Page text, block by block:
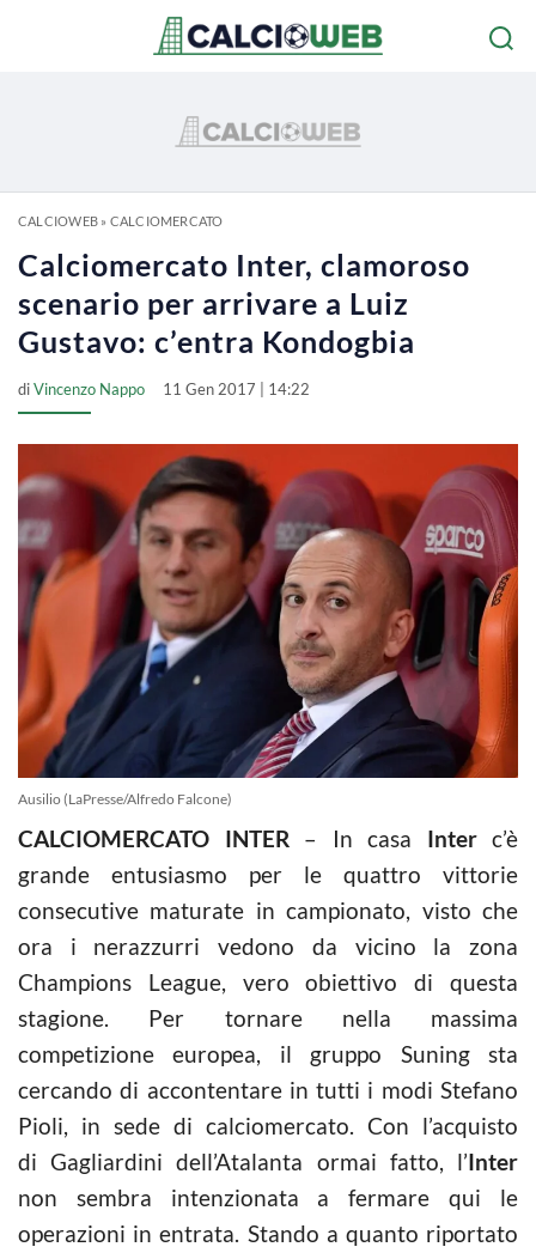
CALCIOWEB» CALCIOMERCATO
Calciomercato Inter, clamoroso
scenario per arrivare a Luiz
Gustavo: c’entra Kondogbia
diVincenzo Nappo 11 Gen 2017 | 14:22
Ausilio (LaPresse/Alfredo Falcone)
CALCIOMERCATO INTER– In casa Interc’è
grande entusiasmo per le quattro vittorie
consecutive maturate in campionato, visto che
ora i nerazzurri vedono da vicino la zona
Champions League, vero obiettivo di questa
stagione. Per tornare nella massima
competizione europea, il gruppo Suning sta
cercando di accontentare in tutti i modi Stefano
Pioli, in sede di calciomercato. Con l’acquisto
di Gagliardini dell’Atalanta ormai fatto, l’Inter
non sembra intenzionata a fermare qui le
operazioni in entrata. Stando a quanto riportato